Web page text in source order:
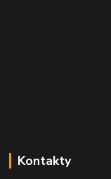
Kontakty